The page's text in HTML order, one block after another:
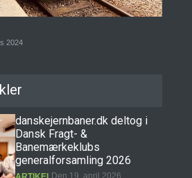
2024
danskejernbaner.dk deltog i
Dansk Fragt- &
Banemærkeklubs
generalforsamling 2026